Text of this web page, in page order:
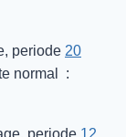
periode 20
normal :